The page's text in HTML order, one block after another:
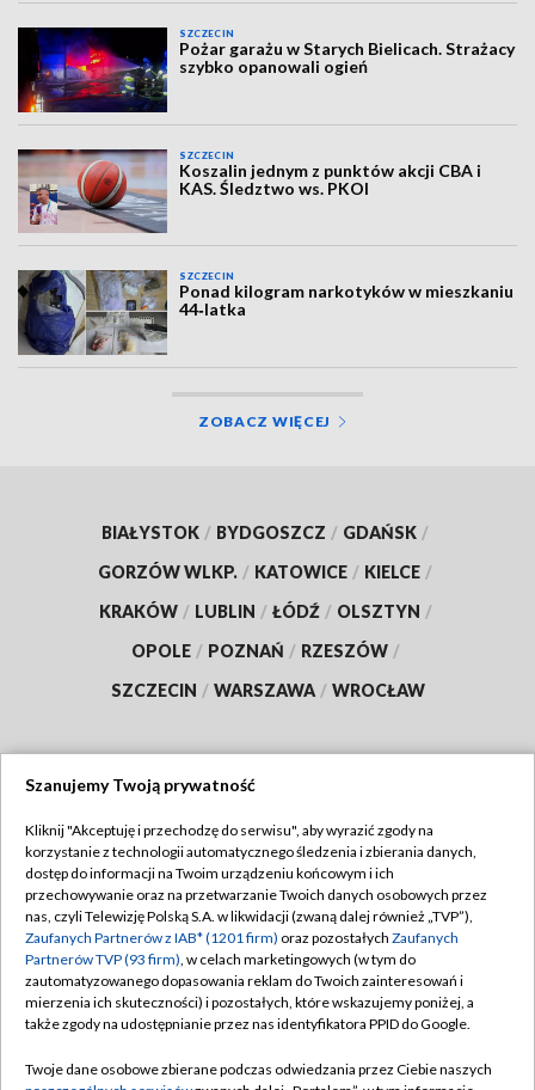
SZCZECIN
Pożar garażu w Starych Bielicach. Strażacy
szybko opanowali ogień
SZCZECIN
Koszalin jednym z punktów akcji CBA i
KAS. Śledztwo ws. PKOl
SZCZECIN
Ponad kilogram narkotyków w mieszkaniu
44‑latka
ZOBACZ WIĘCEJ
BIAŁYSTOK / BYDGOSZCZ / GDAŃSK /
GORZÓW WLKP. / KATOWICE / KIELCE /
KRAKÓW / LUBLIN / ŁÓDŹ / OLSZTYN /
OPOLE / POZNAŃ / RZESZÓW /
SZCZECIN / WARSZAWA / WROCŁAW
TVP
Abonament TVP
Emisja w TVP
Centrum informacji TVP
Naziemna Telewizja Cyfrowa
Regulamin TVP
Polityka prywatności
Moje zgody
Pomoc
Szanujemy Twoją prywatność
Kliknij "Akceptuję i przechodzę do serwisu", aby wyrazić zgody na
korzystanie z technologii automatycznego śledzenia i zbierania danych,
dostęp do informacji na Twoim urządzeniu końcowym i ich
przechowywanie oraz na przetwarzanie Twoich danych osobowych przez
nas, czyli Telewizję Polską S.A. w likwidacji (zwaną dalej również „TVP”),
Zaufanych Partnerów z IAB* (1201 firm) oraz pozostałych Zaufanych
Partnerów TVP (93 firm), w celach marketingowych (w tym do
zautomatyzowanego dopasowania reklam do Twoich zainteresowań i
mierzenia ich skuteczności) i pozostałych, które wskazujemy poniżej, a
także zgody na udostępnianie przez nas identyfikatora PPID do Google.
Twoje dane osobowe zbierane podczas odwiedzania przez Ciebie naszych